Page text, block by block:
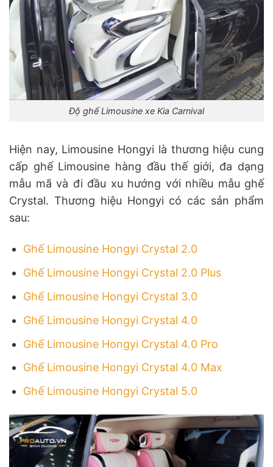
Độ ghế Limousine xe Kia Carnival
Hiện nay, Limousine Hongyi là thương hiệu cung
cấp ghế Limousine hàng đầu thế giới, đa dạng
mẫu mã và đi đầu xu hướng với nhiều mẫu ghế
Crystal. Thương hiệu Hongyi có các sản phẩm
sau:
Ghế Limousine Hongyi Crystal 2.0
Ghế Limousine Hongyi Crystal 2.0 Plus
Ghế Limousine Hongyi Crystal 3.0
Ghế Limousine Hongyi Crystal 4.0
Ghế Limousine Hongyi Crystal 4.0 Pro
Ghế Limousine Hongyi Crystal 4.0 Max
Ghế Limousine Hongyi Crystal 5.0